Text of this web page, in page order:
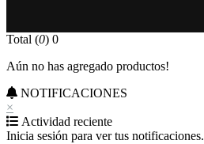
Total (0) 0
Aún no has agregado productos!
NOTIFICACIONES
×
Actividad reciente
Inicia sesión para ver tus notificaciones.